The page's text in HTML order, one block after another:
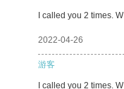
I called you 2 times. W
2022-04-26
游客
I called you 2 times. W